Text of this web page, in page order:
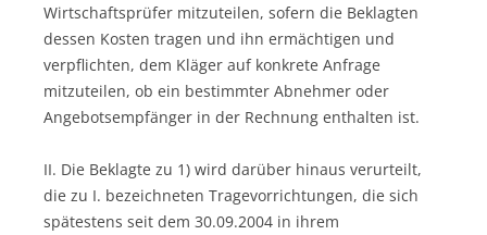
Wirtschaftsprüfer mitzuteilen, sofern die Beklagten
dessen Kosten tragen und ihn ermächtigen und
verpflichten, dem Kläger auf konkrete Anfrage
mitzuteilen, ob ein bestimmter Abnehmer oder
Angebotsempfänger in der Rechnung enthalten ist.
II. Die Beklagte zu 1) wird darüber hinaus verurteilt,
die zu I. bezeichneten Tragevorrichtungen, die sich
spätestens seit dem 30.09.2004 in ihrem